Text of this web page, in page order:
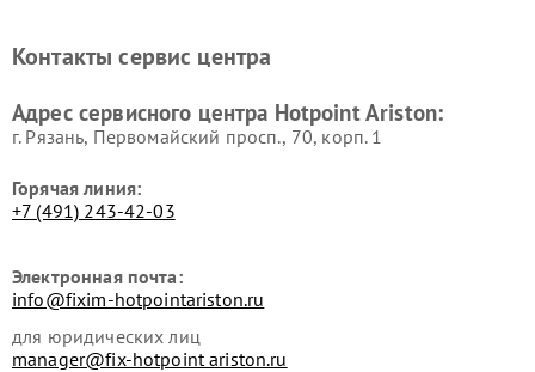
Hotpoint Ariston
Hotpoint Ariston
Ariston
Hotpoint Ariston
Контакты сервис центра
Адрес сервисного центра Hotpoint Ariston:
г. Рязань, Первомайский просп., 70, корп. 1
Горячая линия:
+7 (491) 243-42-03
Электронная почта:
info@fixim-hotpointariston.ru
для юридических лиц
manager@fix-hotpoint ariston.ru